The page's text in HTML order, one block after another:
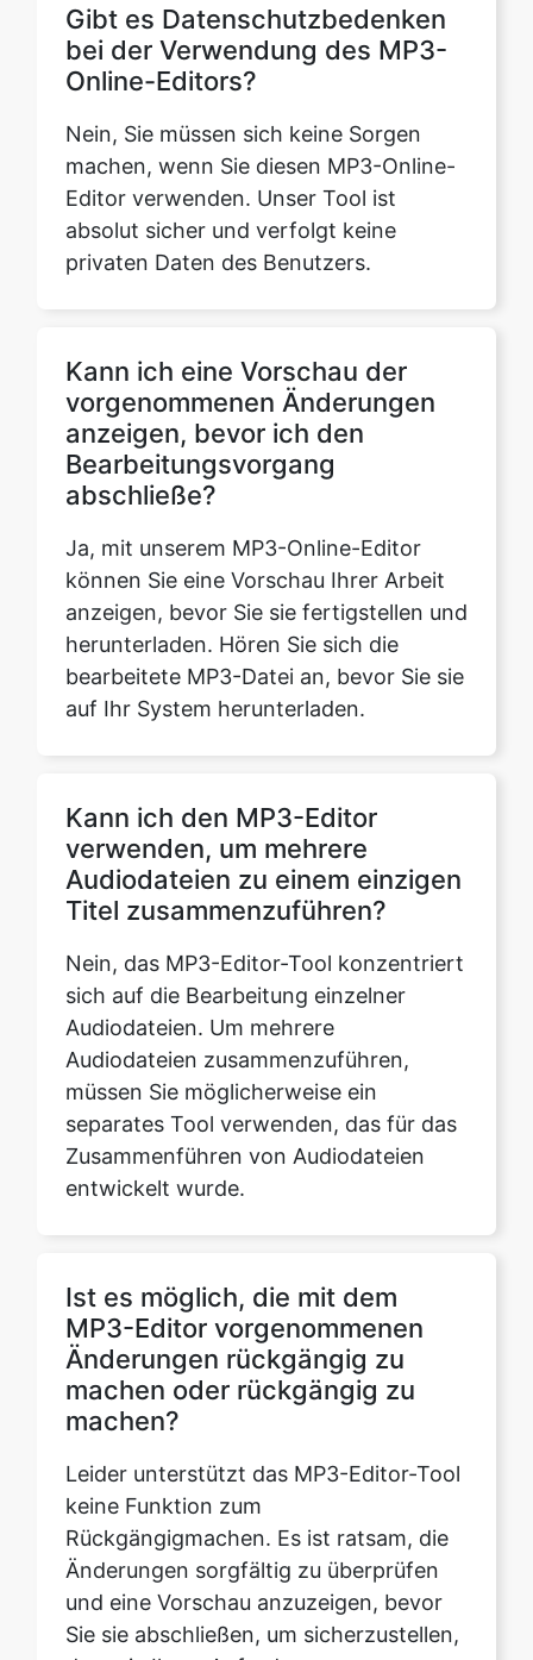
Nein, Sie müssen sich keine Sorgen
machen, wenn Sie diesen MP3-Online-
Editor verwenden. Unser Tool ist
absolut sicher und verfolgt keine
privaten Daten des Benutzers.
Kann ich eine Vorschau der
Bearbeitungsvorgang
abschließe?
Ja, mit unserem MP3-Online-Editor
können Sie eine Vorschau Ihrer Arbeit
anzeigen, bevor Sie sie fertigstellen und
herunterladen. Hören Sie sich die
bearbeitete MP3-Datei an, bevor Sie sie
auf Ihr System herunterladen.
Kann ich den MP3-Editor
Titel zusammenzuführen?
Nein, das MP3-Editor-Tool konzentriert
sich auf die Bearbeitung einzelner
Audiodateien. Um mehrere
Audiodateien zusammenzuführen,
müssen Sie möglicherweise ein
separates Tool verwenden, das für das
Zusammenführen von Audiodateien
entwickelt wurde.
Ist es möglich, die mit dem
machen oder rückgängig zu
machen?
Leider unterstützt das MP3-Editor-Tool
keine Funktion zum
Rückgängigmachen. Es ist ratsam, die
Änderungen sorgfältig zu überprüfen
und eine Vorschau anzuzeigen, bevor
Sie sie abschließen, um sicherzustellen,
dass sie Ihren Anforderungen
entsprechen.